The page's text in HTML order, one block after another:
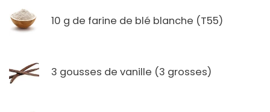
10 g de farine de blé blanche (T55)
3 gousses de vanille (3 grosses)